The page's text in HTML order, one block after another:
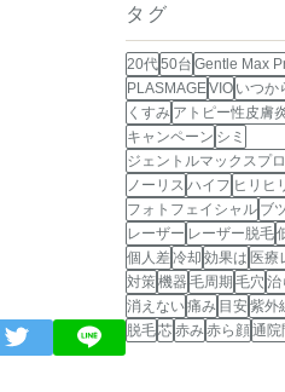
タグ
20代50台 Gentle Max
PLASMAGEVIO いつか
くすみ アトピー性皮膚
キャンペーン シミ
ジェントルマックスプ
ノーリス ハイフ ヒリヒ
フォトフェイシャル ブ
レーザー レーザー脱毛
個人差冷却 効果は 医療
対策機器 毛周期 毛穴 治
消えない痛み 目安紫外
脱毛芯赤み赤ら顔通院